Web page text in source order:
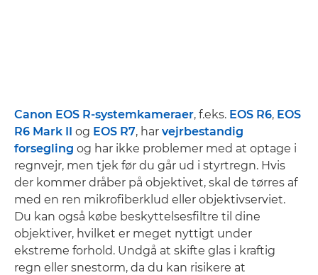
Canon EOS R-systemkameraer, f.eks. EOS R6, EOS
R6 Mark II og EOS R7, har vejrbestandig
forsegling og har ikke problemer med at optage i
regnvejr, men tjek før du går ud i styrtregn. Hvis
der kommer dråber på objektivet, skal de tørres af
med en ren mikrofiberklud eller objektivserviet.
Du kan også købe beskyttelsesfiltre til dine
objektiver, hvilket er meget nyttigt under
ekstreme forhold. Undgå at skifte glas i kraftig
regn eller snestorm, da du kan risikere at